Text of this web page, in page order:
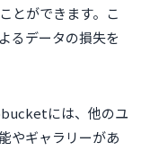
とができます。こ
るデータの損失を
には、他のユ
やギャラリーがあ